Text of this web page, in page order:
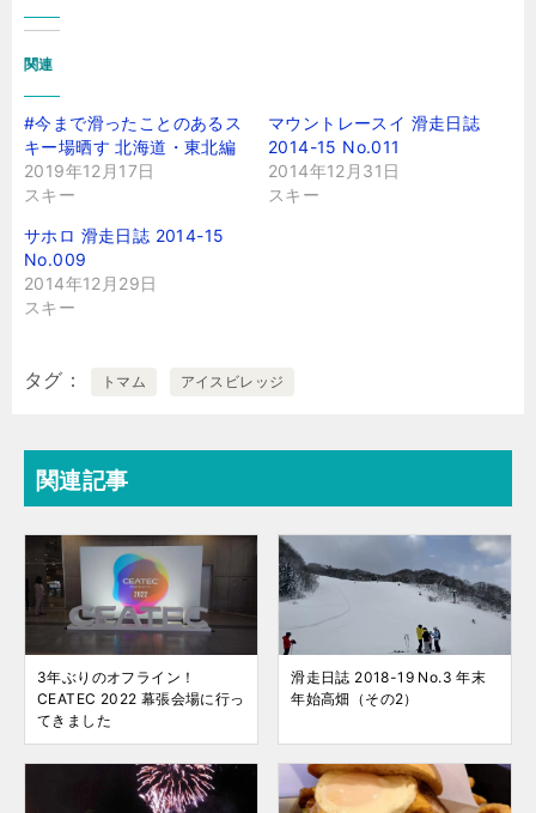
関連
#今まで滑ったことのあるス
キー場晒す 北海道・東北編
2019年12月17日
スキー
マウントレースイ 滑走日誌
2014-15 No.011
2014年12月31日
スキー
サホロ 滑走日誌 2014-15
No.009
2014年12月29日
スキー
タグ トマム アイスビレッジ
関連記事
3年ぶりのオフライン！
CEATEC 2022 幕張会場に行っ
てきました
滑走日誌 2018-19 No.3 年末
年始高畑（その2）